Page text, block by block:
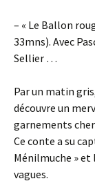
– « Le Ballon
33mns). Avec
Sellier …
Par un matin
découvre un
garnements
Ce conte a su
Ménilmuche » et
vagues.